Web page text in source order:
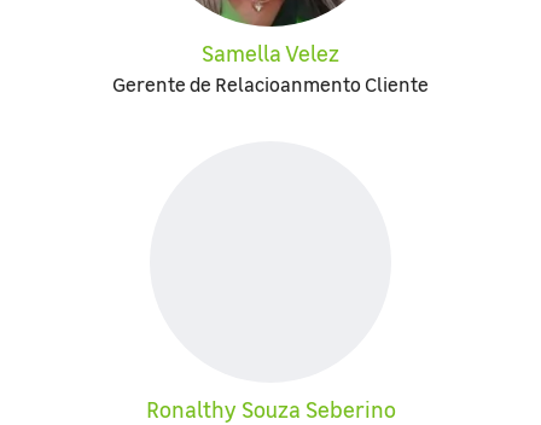
Samella Velez
Gerente de Relacioanmento Cliente
Ronalthy Souza Seberino